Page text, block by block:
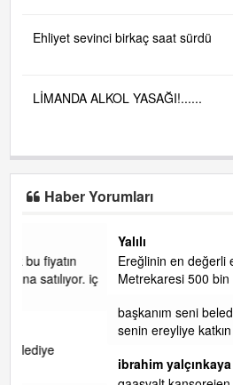
Ehliyet sevinci birkaç saat sürdü
LİMANDA ALKOL YASAĞI!......
Haber Yorumları
Ereğlinin en değerli en gözde yeri
Metrekaresi 500 bin liraya
başkanım seni belediye
senin ereyliye katkın çok oldu
ibrahim yalçınkaya